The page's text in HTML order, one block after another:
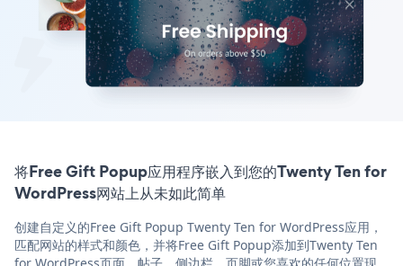
将Free Gift Popup应用程序嵌入到您的Twenty Ten for
WordPress网站上从未如此简单
创建自定义的Free Gift Popup Twenty Ten for WordPress应用，
匹配网站的样式和颜色，并将Free Gift Popup添加到Twenty Ten
for WordPress页面，帖子，侧边栏，页脚或您喜欢的任何位置现